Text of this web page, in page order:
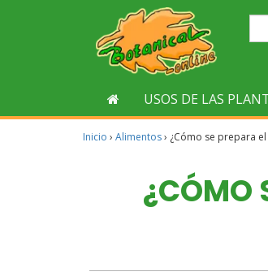
USOS DE LAS
Inicio › Alimentos› ¿Cómo se prepara
¿CÓMO